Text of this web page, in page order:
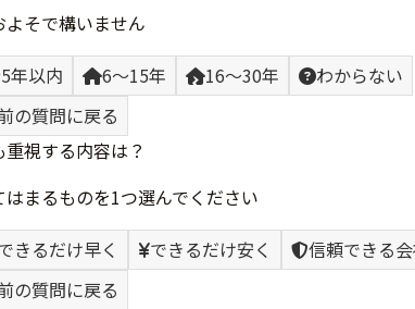
よそで構いません
5年以内
6〜15年 16〜30年
わからない
の質問に戻る
重視する内容は？
はまるものを1つ選んでください
きるだけ早く
できるだけ安く 信頼できる
の質問に戻る